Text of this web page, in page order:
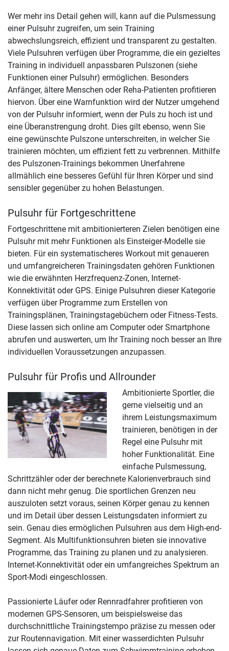
Wer mehr ins Detail gehen will, kann auf die Pulsmessung
einer Pulsuhr zugreifen, um sein Training
abwechslungsreich, effizient und transparent zu gestalten.
Viele Pulsuhren verfügen über Programme, die ein gezieltes
Training in individuell anpassbaren Pulszonen (siehe
Funktionen einer Pulsuhr) ermöglichen. Besonders
Anfänger, ältere Menschen oder Reha-Patienten profitieren
hiervon. Über eine Warnfunktion wird der Nutzer umgehend
von der Pulsuhr informiert, wenn der Puls zu hoch ist und
eine Überanstrengung droht. Dies gilt ebenso, wenn Sie
eine gewünschte Pulszone unterschreiten, in welcher Sie
trainieren möchten, um effizient fett zu verbrennen. Mithilfe
des Pulszonen-Trainings bekommen Unerfahrene
allmählich eine besseres Gefühl für Ihren Körper und sind
sensibler gegenüber zu hohen Belastungen.
Pulsuhr für Fortgeschrittene
Fortgeschrittene mit ambitionierteren Zielen benötigen eine
Pulsuhr mit mehr Funktionen als Einsteiger-Modelle sie
bieten. Für ein systematischeres Workout mit genaueren
und umfangreicheren Trainingsdaten gehören Funktionen
wie die erwähnten Herzfrequenz-Zonen, Internet-
Konnektivität oder GPS. Einige Pulsuhren dieser Kategorie
verfügen über Programme zum Erstellen von
Trainingsplänen, Trainingstagebüchern oder Fitness-Tests.
Diese lassen sich online am Computer oder Smartphone
abrufen und auswerten, um Ihr Training noch besser an Ihre
individuellen Voraussetzungen anzupassen.
Pulsuhr für Profis und Allrounder
Ambitionierte Sportler, die
gerne vielseitig und an
ihrem Leistungsmaximum
trainieren, benötigen in der
Regel eine Pulsuhr mit
hoher Funktionalität. Eine
einfache Pulsmessung,
Schrittzähler oder der berechnete Kalorienverbrauch sind
dann nicht mehr genug. Die sportlichen Grenzen neu
auszuloten setzt voraus, seinen Körper genau zu kennen
und im Detail über dessen Leistungsdaten informiert zu
sein. Genau dies ermöglichen Pulsuhren aus dem High-end-
Segment. Als Multifunktionsuhren bieten sie innovative
Programme, das Training zu planen und zu analysieren.
Internet-Konnektivität oder ein umfangreiches Spektrum an
Sport-Modi eingeschlossen.
Passionierte Läufer oder Rennradfahrer profitieren von
modernen GPS-Sensoren, um beispielsweise das
durchschnittliche Trainingstempo präzise zu messen oder
zur Routennavigation. Mit einer wasserdichten Pulsuhr